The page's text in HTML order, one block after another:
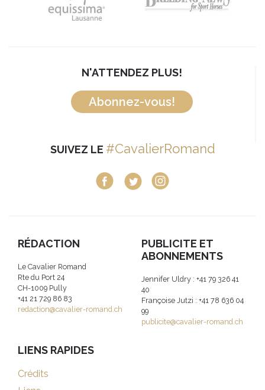
N'ATTENDEZ PLUS!
Abonnez-vous!
SUIVEZ LE #CavalierRomand
RÉDACTION
Le Cavalier Romand
Rte du Port 24
CH-1009 Pully
+41 21 729 86 83
redaction@cavalier-romand.ch
PUBLICITE ET
ABONNEMENTS
Jennifer Uldry : +41 79 326 41
40
Françoise Jutzi : +41 78 636 04
99
publicite@cavalier-romand.ch
LIENS RAPIDES
Crédits